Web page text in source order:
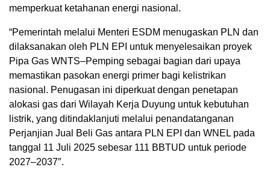
memperkuat ketahanan energi nasional.
“Pemerintah melalui Menteri ESDM menugaskan PLN dan
dilaksanakan oleh PLN EPI untuk menyelesaikan proyek
Pipa Gas WNTS–Pemping sebagai bagian dari upaya
memastikan pasokan energi primer bagi kelistrikan
nasional. Penugasan ini diperkuat dengan penetapan
alokasi gas dari Wilayah Kerja Duyung untuk kebutuhan
listrik, yang ditindaklanjuti melalui penandatanganan
Perjanjian Jual Beli Gas antara PLN EPI dan WNEL pada
tanggal 11 Juli 2025 sebesar 111 BBTUD untuk periode
2027–2037″.